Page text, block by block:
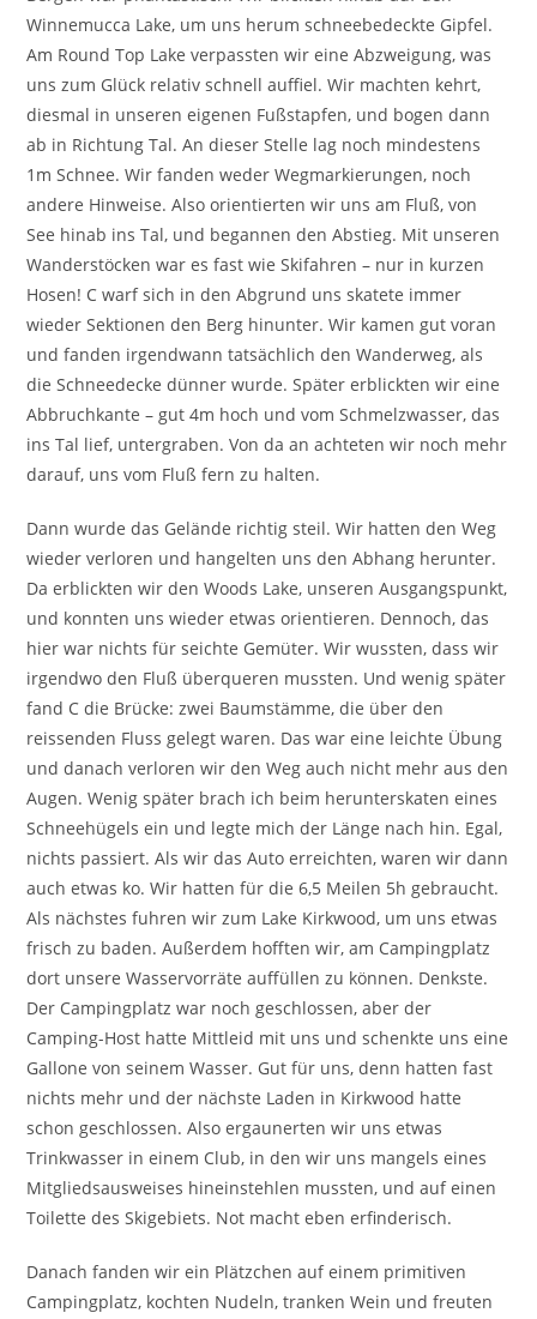
Winnemucca Lake, um uns herum schneebedeckte Gipfel.
Am Round Top Lake verpassten wir eine Abzweigung, was
uns zum Glück relativ schnell auffiel. Wir machten kehrt,
diesmal in unseren eigenen Fußstapfen, und bogen dann
ab in Richtung Tal. An dieser Stelle lag noch mindestens
1m Schnee. Wir fanden weder Wegmarkierungen, noch
andere Hinweise. Also orientierten wir uns am Fluß, von
See hinab ins Tal, und begannen den Abstieg. Mit unseren
Wanderstöcken war es fast wie Skifahren – nur in kurzen
Hosen! C warf sich in den Abgrund uns skatete immer
wieder Sektionen den Berg hinunter. Wir kamen gut voran
und fanden irgendwann tatsächlich den Wanderweg, als
die Schneedecke dünner wurde. Später erblickten wir eine
Abbruchkante – gut 4m hoch und vom Schmelzwasser, das
ins Tal lief, untergraben. Von da an achteten wir noch mehr
darauf, uns vom Fluß fern zu halten.
Dann wurde das Gelände richtig steil. Wir hatten den Weg
wieder verloren und hangelten uns den Abhang herunter.
Da erblickten wir den Woods Lake, unseren Ausgangspunkt,
und konnten uns wieder etwas orientieren. Dennoch, das
hier war nichts für seichte Gemüter. Wir wussten, dass wir
irgendwo den Fluß überqueren mussten. Und wenig später
fand C die Brücke: zwei Baumstämme, die über den
reissenden Fluss gelegt waren. Das war eine leichte Übung
und danach verloren wir den Weg auch nicht mehr aus den
Augen. Wenig später brach ich beim herunterskaten eines
Schneehügels ein und legte mich der Länge nach hin. Egal,
nichts passiert. Als wir das Auto erreichten, waren wir dann
auch etwas ko. Wir hatten für die 6,5 Meilen 5h gebraucht.
Als nächstes fuhren wir zum Lake Kirkwood, um uns etwas
frisch zu baden. Außerdem hofften wir, am Campingplatz
dort unsere Wasservorräte auffüllen zu können. Denkste.
Der Campingplatz war noch geschlossen, aber der
Camping-Host hatte Mittleid mit uns und schenkte uns eine
Gallone von seinem Wasser. Gut für uns, denn hatten fast
nichts mehr und der nächste Laden in Kirkwood hatte
schon geschlossen. Also ergaunerten wir uns etwas
Trinkwasser in einem Club, in den wir uns mangels eines
Mitgliedsausweises hineinstehlen mussten, und auf einen
Toilette des Skigebiets. Not macht eben erfinderisch.
Danach fanden wir ein Plätzchen auf einem primitiven
Campingplatz, kochten Nudeln, tranken Wein und freuten